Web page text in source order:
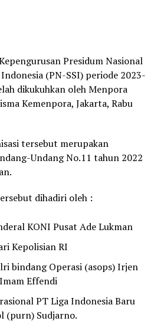
Presidum Nasional
(PN-SSI) periode 2023-
dikukuhkan oleh Menpora
Kemenpora, Jakarta, Rabu
tersebut merupakan
Undang No.11 tahun 2022
dihadiri oleh :
KONI Pusat Ade Lukman
Kepolisian RI
bindang Operasi (asops) Irjen
Effendi
PT Liga Indonesia Baru
(purn) Sudjarno.